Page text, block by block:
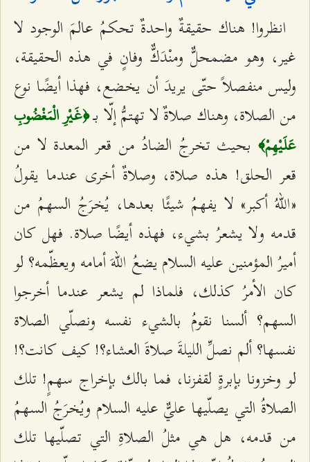
انظروا! هناك حقيقةٌ واحدةٌ تحكمُ عالمَ الوجود لا
غير، وهو مضمحلٌّ ومنْدَكٌّ وفانٍ في هذه الحقيقة،
وليس منفصلاً حتّى يريدَ أن يخضع، فهذا أيضًا نوع
من الصلاة، وهناك صلاةٌ لا تهتمُّ إلّا بـ﴿غَيْرِ الْمَغْضُوبِ
عَلَيْهِمْ﴾ بحيث تخرجُ الضادُ من قعر المعدة لا من
قعر الحلق! هذه صلاة، وصلاةٌ أخرى عندما يقولُ
«اللهُ أكبر» لا يفهمُ شيئًا بعدها، يُخرَجُ السهمُ من
قدمه ولا يشعرُ بشيء، فهذه أيضًا صلاة. فهل كان
أميرُ المؤمنين عليه السلام يضعُ اللهَ أمامه ويعظّمه؟ لو
كان الأمرُ كذلك، فلماذا لم يشعر عندما أخرجوا
السهم؟ ألسنا نقومُ بالشيء نفسه ونصلّي الصلاة
نفسها؟ ألم نصلِّ الليلةَ صلاةَ العشاء؟! كيف كانت؟!
لو وخزونا بإبرةٍ لقفزنا، فما بالك بإخراج سهمٍ! تلك
الصلاةُ التي يصلّيها عليٌّ عليه السلام ويُخرَجُ السهمُ
من قدمه، هل هي مثلُ الصلاةِ التي تصلّيها تلك